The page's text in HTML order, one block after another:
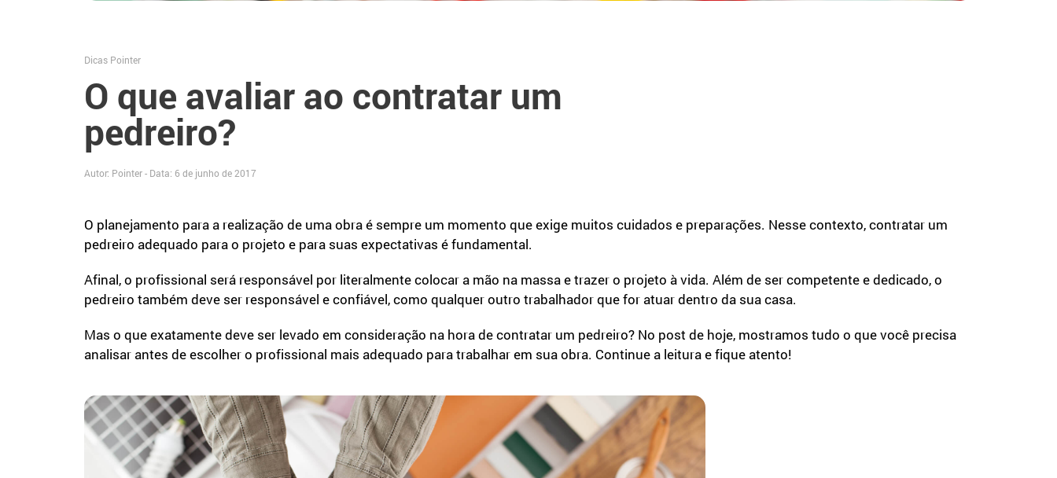
O que avaliar ao contratar um
pedreiro?
Dicas Pointer
Autor: Pointer - Data: 6 de junho de 2017
O planejamento para a realização de uma obra é sempre um momento que exige muitos cuidados e preparações. Nesse contexto, contratar um
pedreiro adequado para o projeto e para suas expectativas é fundamental.
Afinal, o profissional será responsável por literalmente colocar a mão na massa e trazer o projeto à vida. Além de ser competente e dedicado, o
pedreiro também deve ser responsável e confiável, como qualquer outro trabalhador que for atuar dentro da sua casa.
Mas o que exatamente deve ser levado em consideração na hora de contratar um pedreiro? No post de hoje, mostramos tudo o que você precisa
analisar antes de escolher o profissional mais adequado para trabalhar em sua obra. Continue a leitura e fique atento!